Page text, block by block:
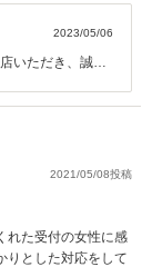
2023/05/06
いただき、誠に
意をもってご対
、いつでもご連
2021/05/08投稿
れた受付の女性に感
りとした対応をして